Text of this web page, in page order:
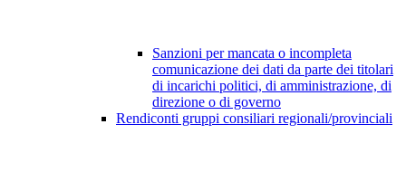
Sanzioni per mancata o incompleta
comunicazione dei dati da parte dei titolari
di incarichi politici, di amministrazione, di
direzione o di governo
Rendiconti gruppi consiliari regionali/provinciali